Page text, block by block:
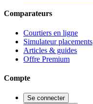
Comparateurs
Courtiers en ligne
Simulateur placements
Articles & guides
Offre Premium
Compte
Se connecter